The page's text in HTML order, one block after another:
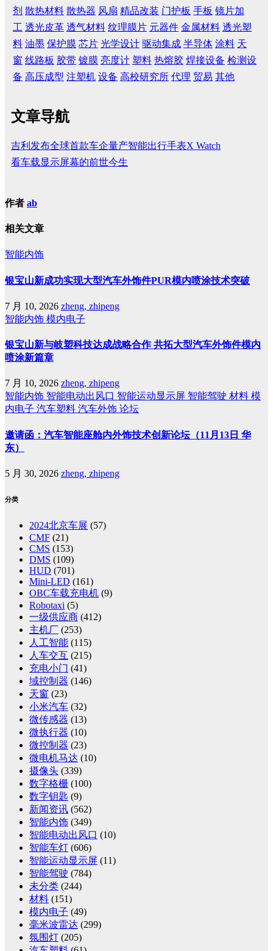
剂 散热材料 散热器 风扇 精品改装 门护板 手板 镜片加
工 透光皮革 透气材料 纹理膜片 元器件 金属材料 透光塑
料 油墨 保护膜 芯片 光学设计 驱动集成 半导体 涂料 天
窗 线路板 胶带 镀膜 亮度计 塑料 热熔胶 焊接设备 检测设
备 高压成型 注塑机 设备 高校研究所 代理 贸易 其他
文章导航
吉利发布全球首款车企量产智能出行手表X Watch
看车载显示屏幕的前世今生
作者 ab
相关文章
智能内饰
银宝山新成功实现大型汽车外饰件PUR模内喷涂技术突破
7 月 10, 2026 zheng, zhipeng
智能内饰 模内电子
银宝山新与岐塑科技达成战略合作 共拓大型汽车外饰件模内
喷涂新篇章
7 月 10, 2026 zheng, zhipeng
智能内饰 智能电动出风口 智能运动显示屏 智能驾驶 材料 模
内电子 汽车塑料 汽车外饰 论坛
邀请函：汽车智能座舱内外饰技术创新论坛（11月13日 华
东）
5 月 30, 2026 zheng, zhipeng
分类
2024北京车展 (57)
CMF (21)
CMS (153)
DMS (109)
HUD (701)
Mini-LED (161)
OBC车载充电机 (9)
Robotaxi (5)
一级供应商 (412)
主机厂 (253)
人工智能 (115)
人车交互 (215)
充电小门 (41)
域控制器 (146)
天窗 (23)
小米汽车 (32)
微传感器 (13)
微执行器 (10)
微控制器 (23)
微电机马达 (10)
摄像头 (339)
数字格栅 (100)
数字钥匙 (9)
新闻资讯 (562)
智能内饰 (349)
智能电动出风口 (10)
智能车灯 (606)
智能运动显示屏 (11)
智能驾驶 (784)
未分类 (244)
材料 (151)
模内电子 (49)
毫米波雷达 (299)
氛围灯 (205)